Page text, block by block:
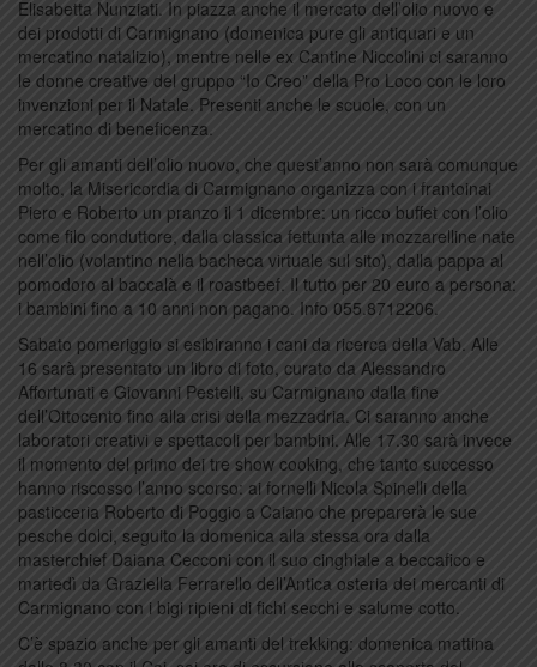
Elisabetta Nunziati. In piazza anche il mercato dell’olio nuovo e
dei prodotti di Carmignano (domenica pure gli antiquari e un
mercatino natalizio), mentre nelle ex Cantine Niccolini ci saranno
le donne creative del gruppo “Io Creo” della Pro Loco con le loro
invenzioni per il Natale. Presenti anche le scuole, con un
mercatino di beneficenza.
Per gli amanti dell’olio nuovo, che quest’anno non sarà comunque
molto, la Misericordia di Carmignano organizza con i frantoinai
Piero e Roberto un pranzo il 1 dicembre: un ricco buffet con l’olio
come filo conduttore, dalla classica fettunta alle mozzarelline nate
nell’olio (volantino nella bacheca virtuale sul sito), dalla pappa al
pomodoro al baccalà e il roastbeef. Il tutto per 20 euro a persona:
i bambini fino a 10 anni non pagano. Info 055.8712206.
Sabato pomeriggio si esibiranno i cani da ricerca della Vab. Alle
16 sarà presentato un libro di foto, curato da Alessandro
Affortunati e Giovanni Pestelli, su Carmignano dalla fine
dell’Ottocento fino alla crisi della mezzadria. Ci saranno anche
laboratori creativi e spettacoli per bambini. Alle 17.30 sarà invece
il momento del primo dei tre show cooking, che tanto successo
hanno riscosso l’anno scorso: ai fornelli Nicola Spinelli della
pasticceria Roberto di Poggio a Caiano che preparerà le sue
pesche dolci, seguito la domenica alla stessa ora dalla
masterchief Daiana Cecconi con il suo cinghiale a beccafico e
martedì da Graziella Ferrarello dell’Antica osteria dei mercanti di
Carmignano con i bigi ripieni di fichi secchi e salume cotto.
C’è spazio anche per gli amanti del trekking: domenica mattina